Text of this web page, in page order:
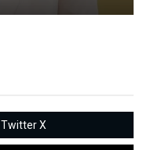
Twitter X